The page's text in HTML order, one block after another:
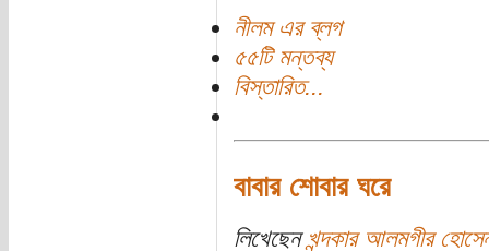
নীলম এর ব্লগ
৫৫টি মন্তব্য
বিস্তারিত...
বাবার শোবার ঘরে
লিখেছেনখন্দকার আলমগীর